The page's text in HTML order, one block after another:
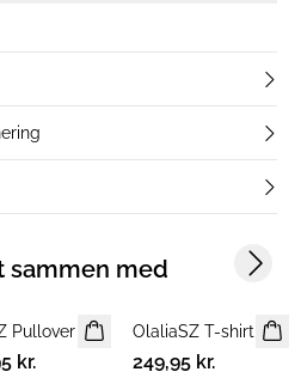
sammen med
500 DKK
Pullover
kr.
NYHED
OlaliaSZ T-shirt
249,95 kr.
Next